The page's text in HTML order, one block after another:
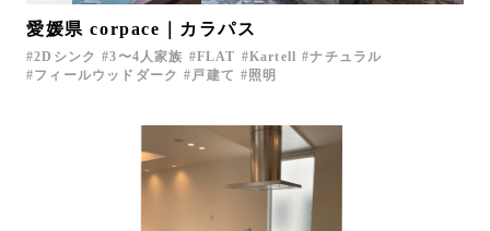
愛媛県 corpace｜カラパス
2Dシンク 3〜4人家族 FLAT Kartell
ナチュラル
フィールウッドダーク
戸建て 照明